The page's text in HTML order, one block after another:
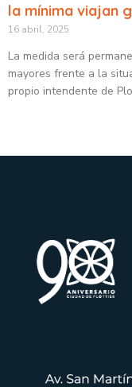
la mínima viajan
16 abril, 2025
La medida será
mayores frente a la
propio intendente de